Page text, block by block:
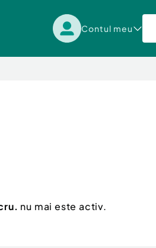
Contul meu
nu mai este activ.